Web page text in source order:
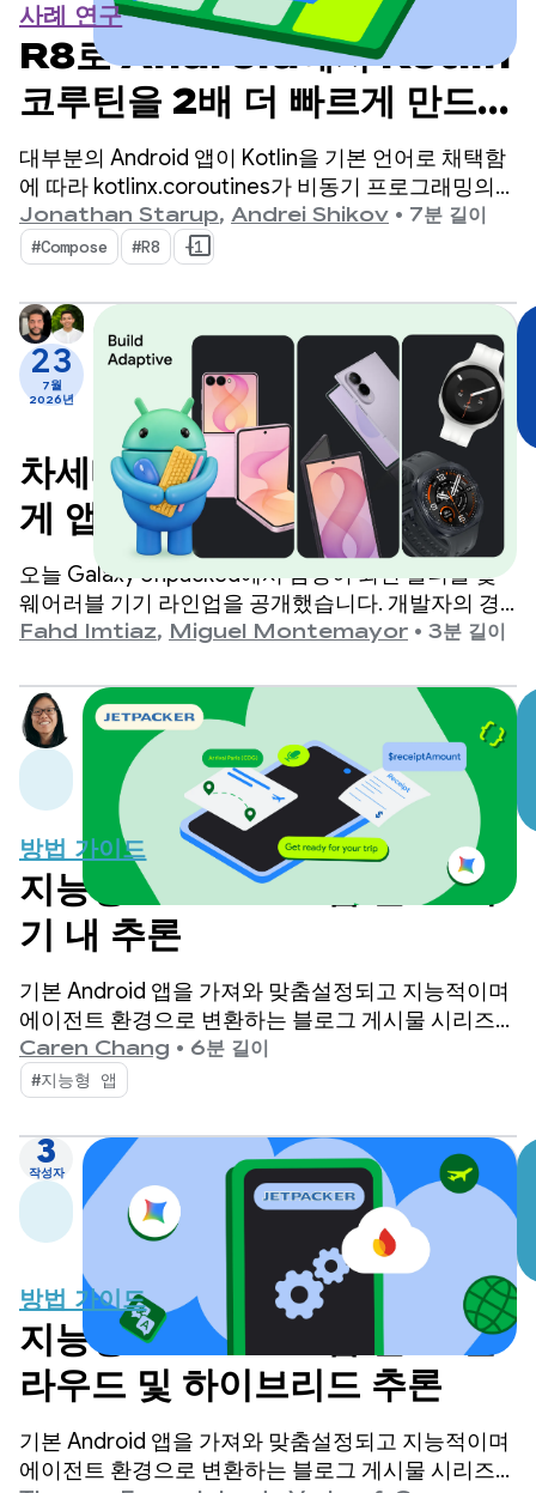
사례 연구
R8로 Android에서 Kotlin
코루틴을 2배 더 빠르게 만드는
방법
대부분의 Android 앱이 Kotlin을 기본 언어로 채택함
에 따라 kotlinx.coroutines가 비동기 프로그래밍의
사실상 표준이 되었습니다. 이 라이브러리는 Kotlin의
기본 동시 흐름을 관리하는 잘 설계되고 구조화된 방
법을 제공합니다.
Jonathan Starup, Andrei Shikov • 7분 길이
#Compose #R8 +1
23
7월
2026년
차세대 삼성 갤럭시 기기에 맞
게 앱 최적화
오늘 Galaxy Unpacked에서 삼성이 최신 폴더블 및
웨어러블 기기 라인업을 공개했습니다. 개발자의 경
우 앱이 지원해야 하는 다양한 폼 팩터, 화면 크기, 기
Fahd Imtiaz, Miguel Montemayor • 3분 길이
방법 가이드
지능형 Android 앱 빌드: 기
기 내 추론
기본 Android 앱을 가져와 맞춤설정되고 지능적이며
에이전트 환경으로 변환하는 블로그 게시물 시리즈
'지능형 Android 앱 빌드'에 다시 오신 것을 환영합니
다. 이전 게시물에서는 이 시리즈 전체에서 사용할 데
모 앱인 Jetpacker를 소개했습니다.
Caren Chang • 6분 길이
#지능형 앱
3
작성자
방법 가이드
지능형 Android 앱 빌드: 클
라우드 및 하이브리드 추론
기본 Android 앱을 가져와 맞춤설정되고 지능적이며
에이전트 환경으로 변환하는 블로그 게시물 시리즈